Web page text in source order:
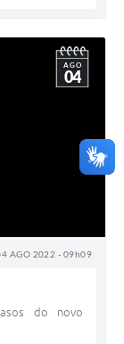
AGO 2022 - 09h09
AGO
04
do novo